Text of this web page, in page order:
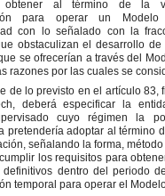
obtener al término de la
para operar un Modelo
con lo señalado con la
obstaculizan el desarrollo
se ofrecerían a través del
razones por las cuales se
de lo previsto en el artículo 83,
deberá especificar la
cuyo régimen la
pretendería adoptar al término
señalando la forma,
los requisitos para
definitivos dentro del periodo
temporal para operar el